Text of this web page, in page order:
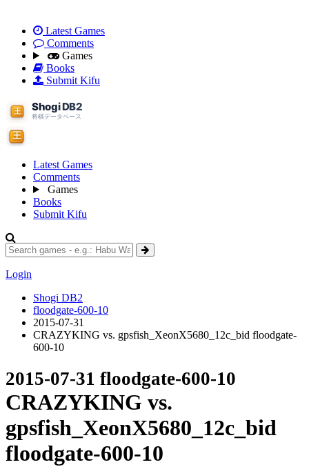
Latest Games
Comments
Games
Books
Submit Kifu
Latest Games
Comments
Games
Books
Submit Kifu
Login
Shogi DB2
floodgate-600-10
2015-07-31
CRAZYKING vs. gpsfish_XeonX5680_12c_bid floodgate-
600-10
2015-07-31 floodgate-600-10
CRAZYKING vs.
gpsfish_XeonX5680_12c_bid
floodgate-600-10